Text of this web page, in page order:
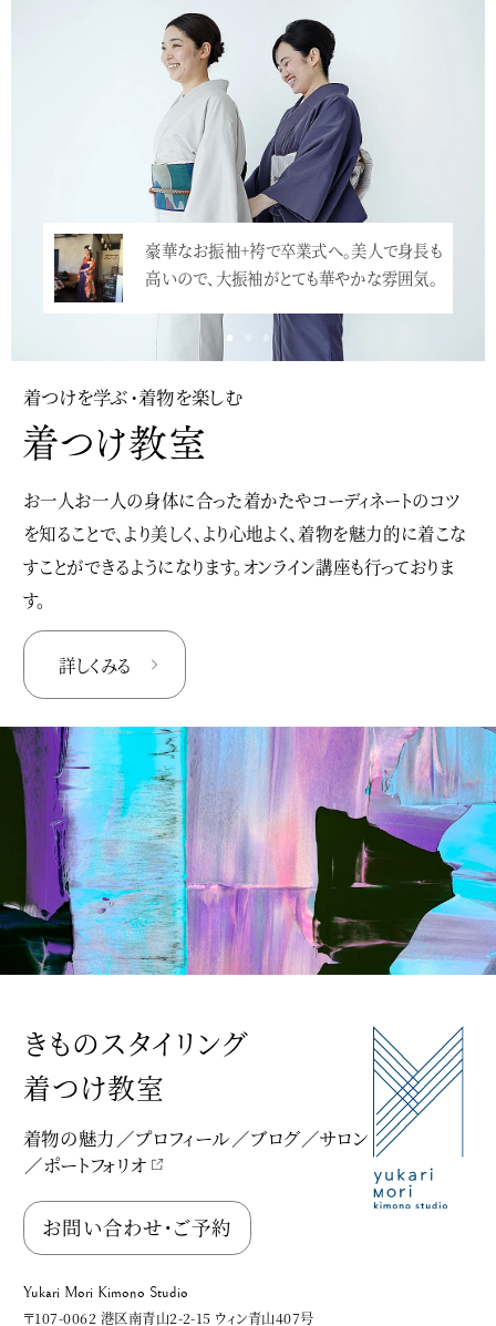
着つけを学ぶ・着物を楽しむ
お一人お一人の身体に合った着かたやコーディネートのコツ
を知ることで、より美しく、より心地よく、着物を魅力的に着こな
すことができるようになります。オンライン講座も行っておりま
す。
詳しくみる
豪華なお振袖+袴で卒業式へ。美人で身長も
高いので、大振袖がとても華やかな雰囲気。
Yukari Mori Kimono Studio
きものスタイリング
着つけ教室
着物の魅力 プロフィール ブログ
サロン
ポートフォリオ
お問い合わせ・ご予約
Yukari Mori Kimono Studio
〒107-0062 港区南青山2-2-15 ウィン青山407号